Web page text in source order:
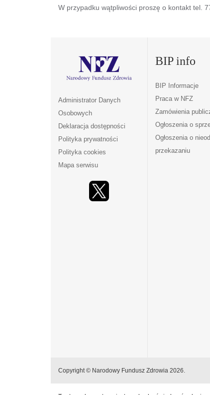
W przypadku wątpliwości proszę o kontakt tel.
Administrator Danych
Osobowych
Deklaracja dostępności
Polityka prywatności
Polityka cookies
Mapa serwisu
BIP info
BIP Informacje
Praca w NFZ
Zamówienia
Ogłoszenia o
Ogłoszenia o
przekazaniu
Copyright © Narodowy Fundusz Zdrowia 2026.